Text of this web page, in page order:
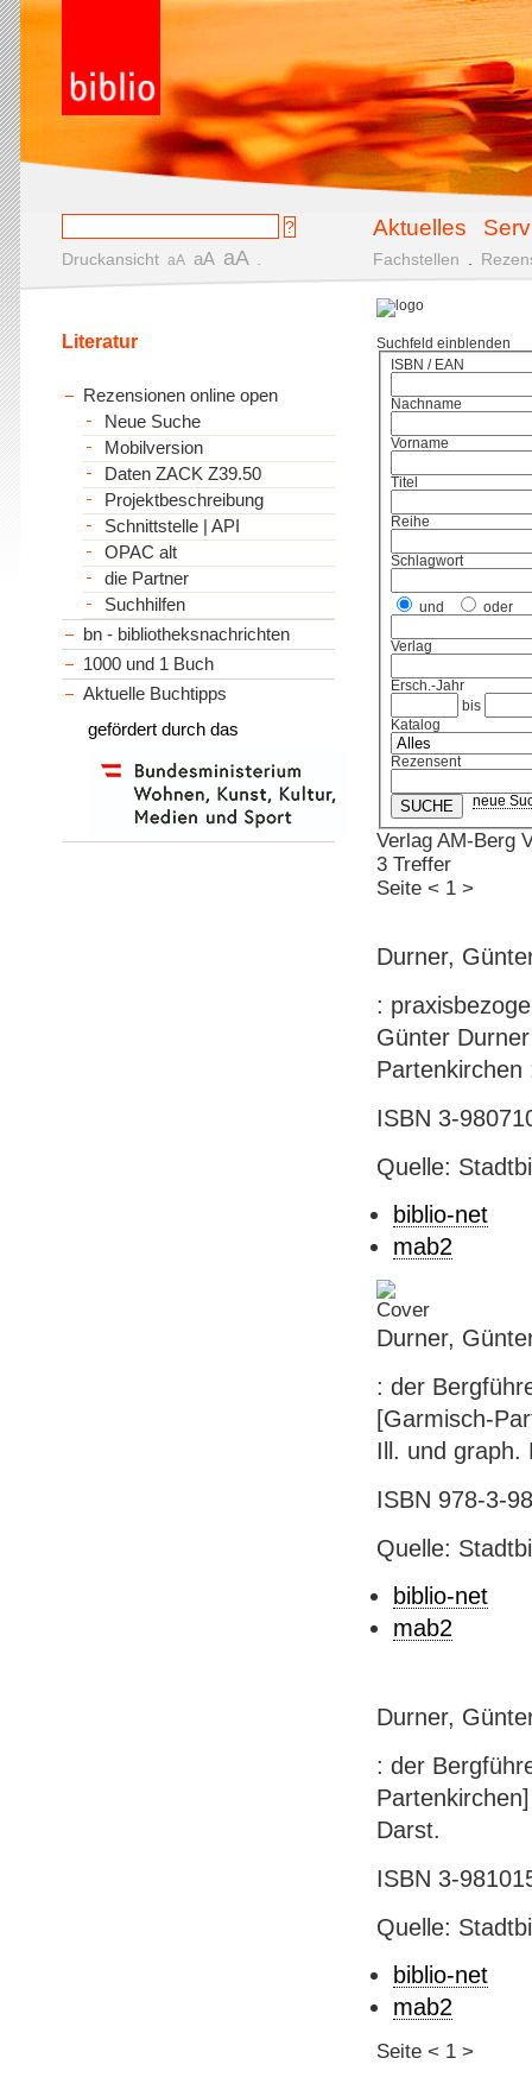
Aktuelles
Druckansicht aA aA aA Fachstellen
Suchfeld einblenden
ISBN / EAN
Nachname
Vorname
Titel
Reihe
Schlagwort
und oder
Verlag
Ersch.-Jahr
bis
Katalog
Rezensent
neue
Verlag AM-Berg
3 Treffer
Seite < 1 >
Durner,
:
Günter
ISBN 3-
Quelle:
biblio-net
mab2
Durner,
: der
[Garmisch-
Ill. und graph.
ISBN 978-3-
Quelle:
biblio-net
mab2
Durner,
: der
Darst.
ISBN 3-
Quelle:
biblio-net
mab2
Seite < 1 >
Literatur
Rezensionen online open
Neue Suche
Mobilversion
Daten ZACK Z39.50
Projektbeschreibung
Schnittstelle | API
OPAC alt
die Partner
Suchhilfen
bn - bibliotheksnachrichten
1000 und 1 Buch
Aktuelle Buchtipps
gefördert durch das